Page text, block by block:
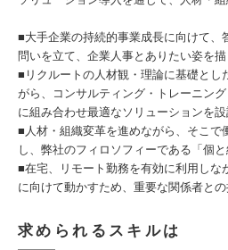
■大手企業の持続的事業成長に向けて、
問いを立て、企業人事とありたい姿を
■リクルートの人材観・理論に基礎とし
がら、コンサルティング・トレーニン
に組み合わせ最適なソリューションを
■人材・組織変革を進めながら、そこで
し、弊社のフィロソフィーである「個
■在宅、リモート勤務を有効に利用しな
に向けて動かすため、重要な関係者と
求められるスキルは